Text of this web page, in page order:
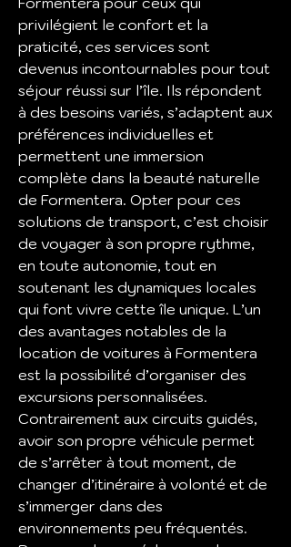
privilégient le confort et la
praticité, ces services sont
devenus incontournables pour tout
séjour réussi sur l’île. Ils répondent
à des besoins variés, s’adaptent aux
préférences individuelles et
permettent une immersion
complète dans la beauté naturelle
de Formentera. Opter pour ces
solutions de transport, c’est choisir
de voyager à son propre rythme,
en toute autonomie, tout en
soutenant les dynamiques locales
qui font vivre cette île unique. L’un
des avantages notables de la
location de voitures à Formentera
est la possibilité d’organiser des
excursions personnalisées.
Contrairement aux circuits guidés,
avoir son propre véhicule permet
de s’arrêter à tout moment, de
changer d’itinéraire à volonté et de
s’immerger dans des
environnements peu fréquentés.